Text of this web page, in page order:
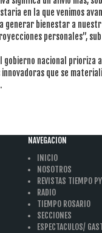
en la que venimos
bienestar a
personales”,
gobierno nacional prioriza
que se
NAVEGACION
INICIO
NOSOTROS
REVISTAS TIEMPO
RADIO
TIEMPO ROSARIO
SECCIONES
ESPECTACULOS/